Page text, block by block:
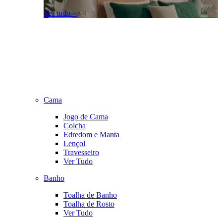
Ver tudo >
Cama
Jogo de Cama
Colcha
Edredom e Manta
Lençol
Travesseiro
Ver Tudo
Banho
Toalha de Banho
Toalha de Rosto
Ver Tudo